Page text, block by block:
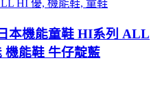
HI 優, 機能鞋, 童鞋
本機能童鞋 HI系列 ALL
機能鞋 牛仔靛藍